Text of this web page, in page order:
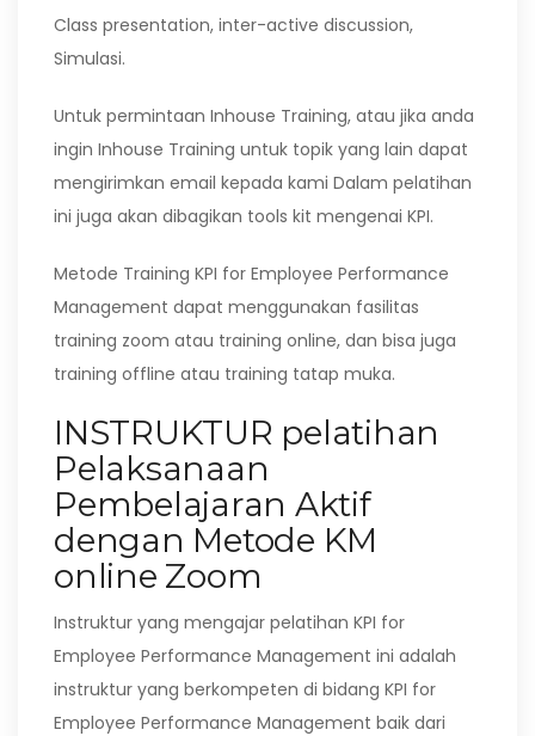
Class presentation, inter-active discussion,
Simulasi.
Untuk permintaan Inhouse Training, atau jika anda
ingin Inhouse Training untuk topik yang lain dapat
mengirimkan email kepada kami Dalam pelatihan
ini juga akan dibagikan tools kit mengenai KPI.
Metode Training KPI for Employee Performance
Management dapat menggunakan fasilitas
training zoom atau training online, dan bisa juga
training offline atau training tatap muka.
INSTRUKTUR pelatihan
Pelaksanaan
Pembelajaran Aktif
dengan Metode KM
online Zoom
Instruktur yang mengajar pelatihan KPI for
Employee Performance Management ini adalah
instruktur yang berkompeten di bidang KPI for
Employee Performance Management baik dari